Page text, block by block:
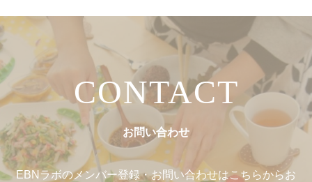
CONTACT
お問い合わせ
EBNラボのメンバー登録・お問い合わせはこちらからお